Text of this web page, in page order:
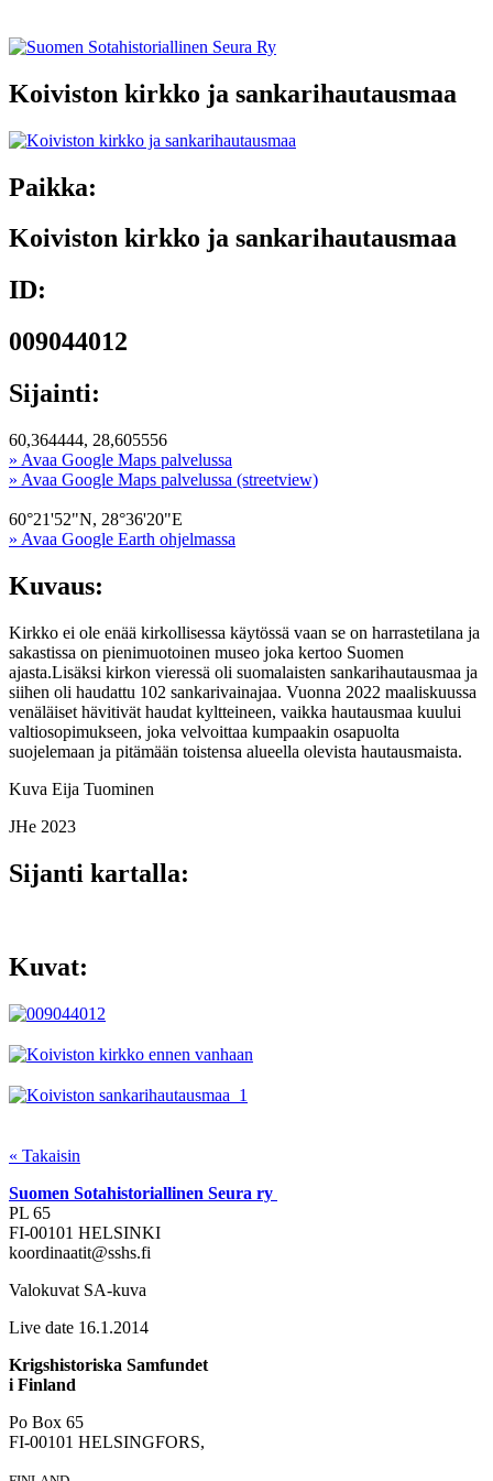
Koiviston kirkko ja sankarihautausmaa
Paikka:
Koiviston kirkko ja sankarihautausmaa
ID:
009044012
Sijainti:
60,364444, 28,605556
» Avaa Google Maps palvelussa
» Avaa Google Maps palvelussa (streetview)
60°21'52"N, 28°36'20"E
» Avaa Google Earth ohjelmassa
Kuvaus:
Kirkko ei ole enää kirkollisessa käytössä vaan se on harrastetilana ja
sakastissa on pienimuotoinen museo joka kertoo Suomen
ajasta.Lisäksi kirkon vieressä oli suomalaisten sankarihautausmaa ja
siihen oli haudattu 102 sankarivainajaa. Vuonna 2022 maaliskuussa
venäläiset hävitivät haudat kyltteineen, vaikka hautausmaa kuului
valtiosopimukseen, joka velvoittaa kumpaakin osapuolta
suojelemaan ja pitämään toistensa alueella olevista hautausmaista.
Kuva Eija Tuominen
JHe 2023
Sijanti kartalla:
Kuvat:
« Takaisin
Suomen Sotahistoriallinen Seura ry
PL 65
FI-00101 HELSINKI
koordinaatit@sshs.fi
Valokuvat SA-kuva
Live date 16.1.2014
Krigshistoriska Samfundet
i Finland
Po Box 65
FI-00101 HELSINGFORS,